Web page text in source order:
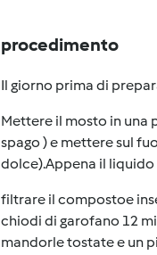
procedimento
Il giorno prima di
Mettere il mosto in una
spago ) e mettere sul
dolce).Appena il
filtrare il compostoe
chiodi di garofano 12
mandorle tostate e un